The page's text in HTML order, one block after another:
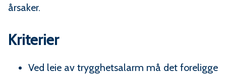
årsaker.
Kriterier
Ved leie av trygghetsalarm må det foreligge